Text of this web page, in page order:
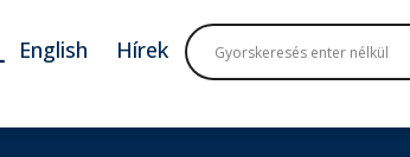
English Hírek